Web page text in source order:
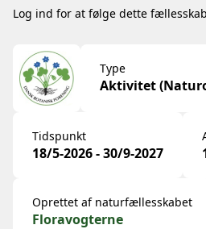
Log ind for at følge dette
Type
Aktivitet
Tidspunkt
18/5-2026 - 30/9-2027
Oprettet af naturfællesskabet
Floravogterne